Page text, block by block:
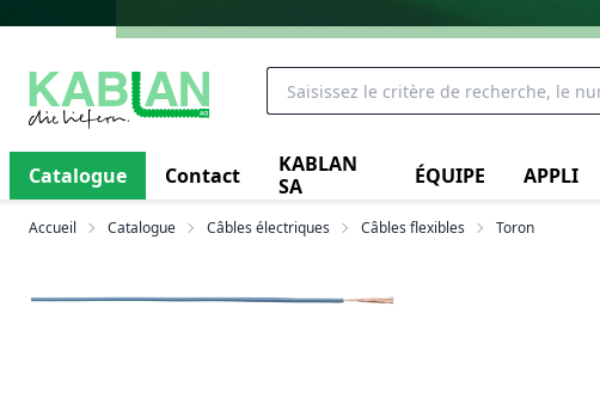
Catalogue Contact
KABLAN
SA
ÉQUIPE APPLI
Accueil Catalogue Câbles électriques Câbles flexibles Toron